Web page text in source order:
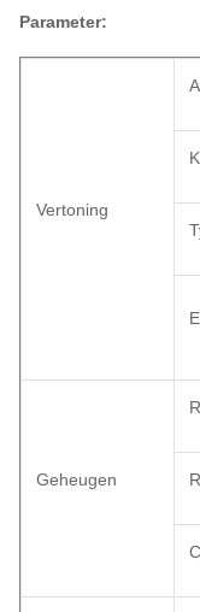
Parameter:
Vertoning
Geheugen